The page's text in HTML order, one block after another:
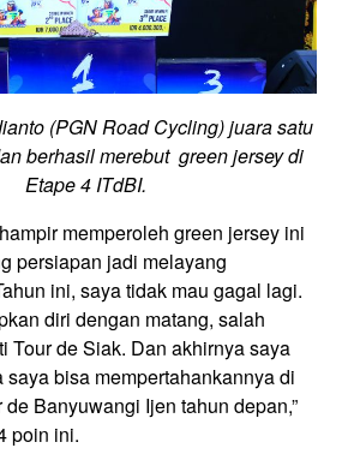
(PGN Road Cycling) juara satu
berhasil merebut green jersey di
Etape 4 ITdBI.
memperoleh green jersey ini
persiapan jadi melayang
ini, saya tidak mau gagal lagi.
diri dengan matang, salah
Tour de Siak. Dan akhirnya saya
bisa mempertahankannya di
Banyuwangi Ijen tahun depan,”
poin ini.